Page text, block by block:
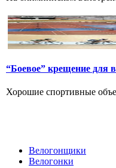
“Боевое” крещение для
Хорошие спортивные
Велогонщики
Велогонки